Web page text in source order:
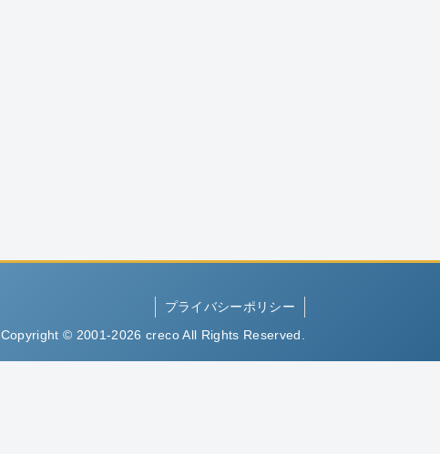
プライバシーポリシー
Copyright © 2001-2026 creco All Rights Reserved.